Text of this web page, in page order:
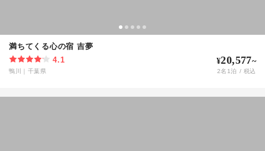
満ちてくる心の宿 吉夢
4.1
鴨川 千葉県
¥20,577~
2名 1泊 / 税込